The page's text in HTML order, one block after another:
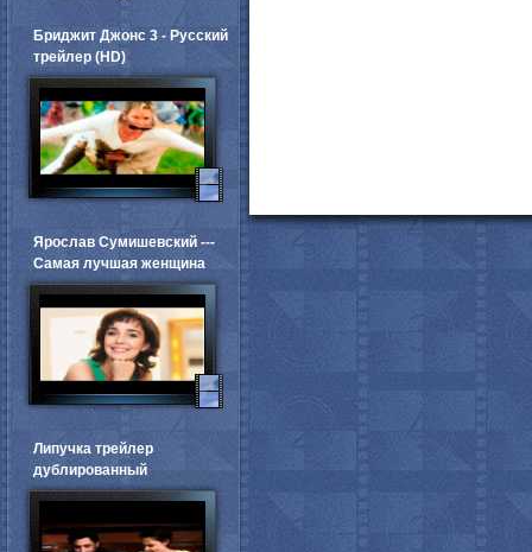
Бриджит Джонс 3 - Русский
трейлер (HD)
Ярослав Сумишевский ---
Самая лучшая женщина
Липучка трейлер
дублированный